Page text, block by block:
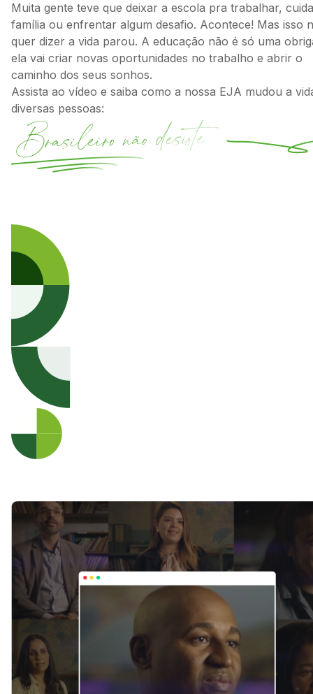
Muita gente teve que deixar a escola pra trabalhar,
família ou enfrentar algum desafio. Acontece! Mas isso
quer dizer a vida parou. A educação não é só uma
ela vai criar novas oportunidades no trabalho e abrir o
caminho dos seus sonhos.
Assista ao vídeo e saiba como a nossa EJA mudou a
diversas pessoas: